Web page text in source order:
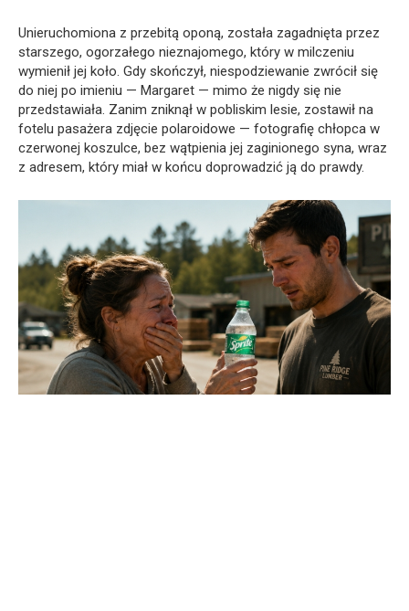
Unieruchomiona z przebitą oponą, została zagadnięta przez
starszego, ogorzałego nieznajomego, który w milczeniu
wymienił jej koło. Gdy skończył, niespodziewanie zwrócił się
do niej po imieniu — Margaret — mimo że nigdy się nie
przedstawiała. Zanim zniknął w pobliskim lesie, zostawił na
fotelu pasażera zdjęcie polaroidowe — fotografię chłopca w
czerwonej koszulce, bez wątpienia jej zaginionego syna, wraz
z adresem, który miał w końcu doprowadzić ją do prawdy.